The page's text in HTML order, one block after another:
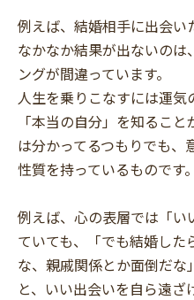
例えば、結婚相手に出会い
なかなか結果が出ないのは
ングが間違っています。
人生を乗りこなすには運気
「本当の自分」を知るこ
は分かってるつもりでも、
性質を持っているものです。
例えば、心の表層では「い
ていても、「でも結婚し
な、親戚関係とか面倒だな
と、いい出会いを自ら遠